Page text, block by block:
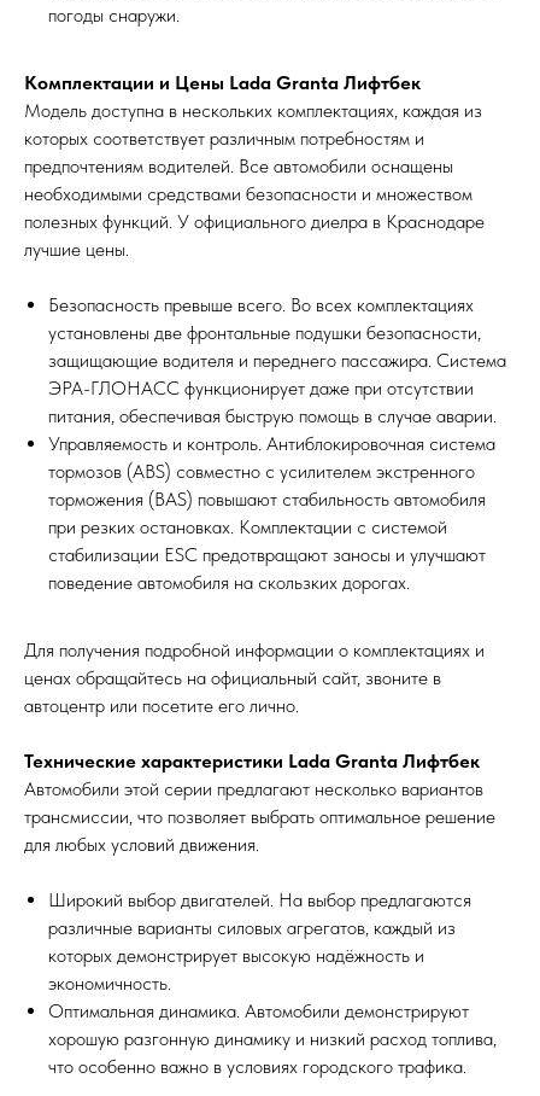
погоды снаружи.
Комплектации и Цены Lada Granta Лифтбек
Модель доступна в нескольких комплектациях, каждая из
которых соответствует различным потребностям и
предпочтениям водителей. Все автомобили оснащены
необходимыми средствами безопасности и множеством
полезных функций. У официального диелра в Краснодаре
лучшие цены.
Безопасность превыше всего. Во всех комплектациях
установлены две фронтальные подушки безопасности,
защищающие водителя и переднего пассажира. Система
ЭРА-ГЛОНАСС функционирует даже при отсутствии
питания, обеспечивая быструю помощь в случае аварии.
Управляемость и контроль. Антиблокировочная система
тормозов (ABS) совместно с усилителем экстренного
торможения (BAS) повышают стабильность автомобиля
при резких остановках. Комплектации с системой
стабилизации ESC предотвращают заносы и улучшают
поведение автомобиля на скользких дорогах.
Для получения подробной информации о комплектациях и
ценах обращайтесь на официальный сайт, звоните в
автоцентр или посетите его лично.
Технические характеристики Lada Granta Лифтбек
Автомобили этой серии предлагают несколько вариантов
трансмиссии, что позволяет выбрать оптимальное решение
для любых условий движения.
Широкий выбор двигателей. На выбор предлагаются
различные варианты силовых агрегатов, каждый из
которых демонстрирует высокую надёжность и
экономичность.
Оптимальная динамика. Автомобили демонстрируют
хорошую разгонную динамику и низкий расход топлива,
что особенно важно в условиях городского трафика.